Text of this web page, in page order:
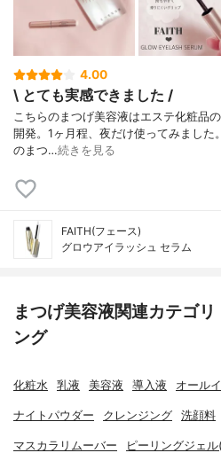
4.00
\ とても実感できました /
こちらのまつげ美容液はエステ化粧品
開発。1ヶ月程、夜だけ使ってみました。ㅤㅤㅤㅤㅤㅤ
のまつ…続きを見る
FAITH(フェース)
グロウアイラッシュ セラム
まつげ美容液関連カテゴ
ング
化粧水 乳液 美容液 導入液 オール
ナイトパウダー クレンジング 洗顔料
マスカラリムーバー ピーリングジェ